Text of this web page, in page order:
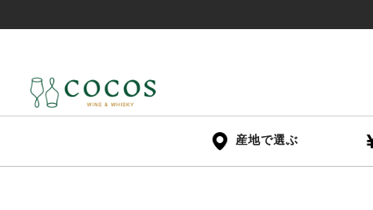
産地で選ぶ